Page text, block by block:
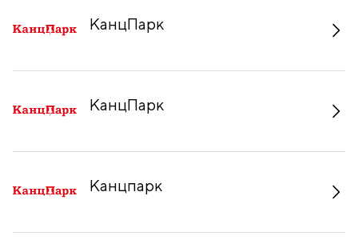
КанцПарк
КанцПарк
Канцпарк